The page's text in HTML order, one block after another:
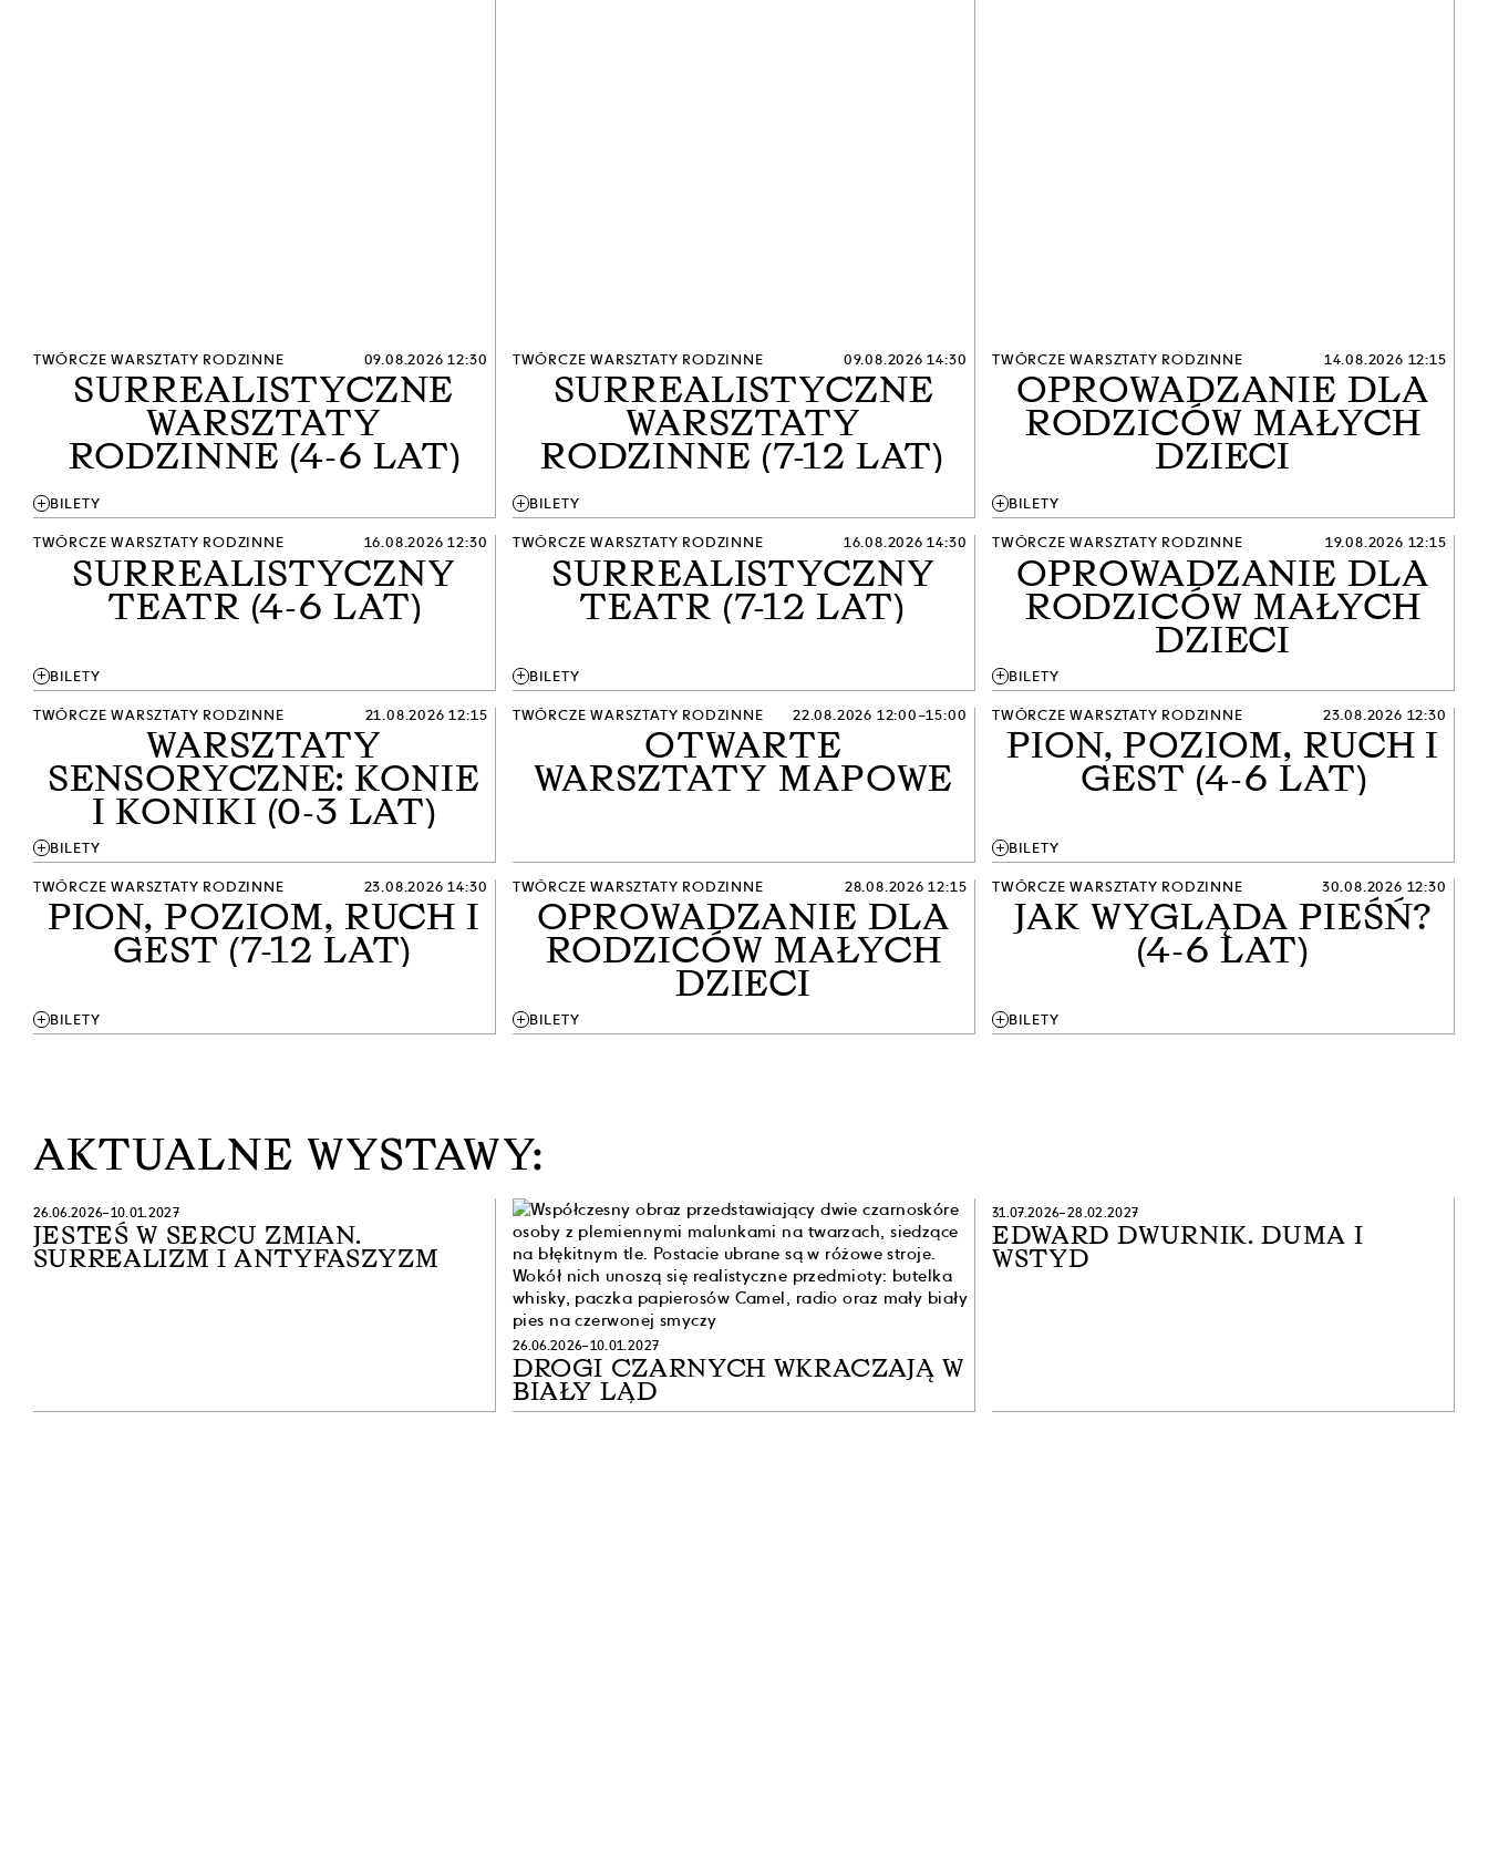
TWÓRCZE WARSZTATY RODZINNE 09.08.2026 12:30
SURREALISTYCZNE
WARSZTATY
RODZINNE (4-6 LAT)
addBILETY
TWÓRCZE WARSZTATY RODZINNE 09.08.2026 14:30
SURREALISTYCZNE
WARSZTATY
RODZINNE (7-12 LAT)
addBILETY
TWÓRCZE WARSZTATY RODZINNE 14.08.2026 12:15
OPROWADZANIE DLA
RODZICÓW MAŁYCH
DZIECI
addBILETY
TWÓRCZE WARSZTATY RODZINNE 16.08.2026 12:30
SURREALISTYCZNY
TEATR (4-6 LAT)
addBILETY
TWÓRCZE WARSZTATY RODZINNE 16.08.2026 14:30
SURREALISTYCZNY
TEATR (7-12 LAT)
addBILETY
TWÓRCZE WARSZTATY RODZINNE 19.08.2026 12:15
OPROWADZANIE DLA
RODZICÓW MAŁYCH
DZIECI
addBILETY
TWÓRCZE WARSZTATY RODZINNE 21.08.2026 12:15
WARSZTATY
SENSORYCZNE: KONIE
I KONIKI (0-3 LAT)
addBILETY
TWÓRCZE WARSZTATY RODZINNE 22.08.2026 12:00–15:00
OTWARTE
WARSZTATY MAPOWE
TWÓRCZE WARSZTATY RODZINNE 23.08.2026 12:30
PION, POZIOM, RUCH I
GEST (4-6 LAT)
addBILETY
TWÓRCZE WARSZTATY RODZINNE 23.08.2026 14:30
PION, POZIOM, RUCH I
GEST (7-12 LAT)
addBILETY
TWÓRCZE WARSZTATY RODZINNE 28.08.2026 12:15
OPROWADZANIE DLA
RODZICÓW MAŁYCH
DZIECI
addBILETY
TWÓRCZE WARSZTATY RODZINNE 30.08.2026 12:30
JAK WYGLĄDA PIEŚŃ?
(4-6 LAT)
addBILETY
AKTUALNE WYSTAWY:
JESTEŚ W SERCU ZMIAN.
SURREALIZM I ANTYFASZYZM
26.06.2026–10.01.2027
DROGI CZARNYCH WKRACZAJĄ W
BIAŁY LĄD
26.06.2026–10.01.2027
EDWARD DWURNIK. DUMA I
WSTYD
31.07.2026–28.02.2027